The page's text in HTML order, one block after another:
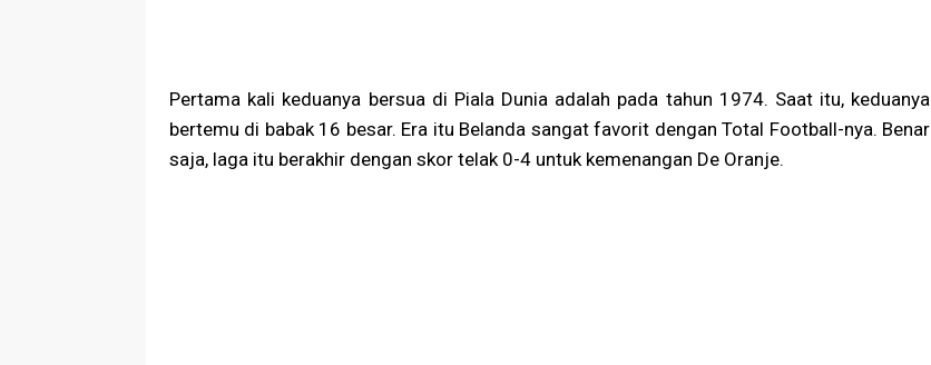
Pertama kali keduanya bersua di Piala Dunia adalah pada tahun 1974. Saat itu, keduanya
bertemu di babak 16 besar. Era itu Belanda sangat favorit dengan Total Football-nya. Benar
saja, laga itu berakhir dengan skor telak 0-4 untuk kemenangan De Oranje.